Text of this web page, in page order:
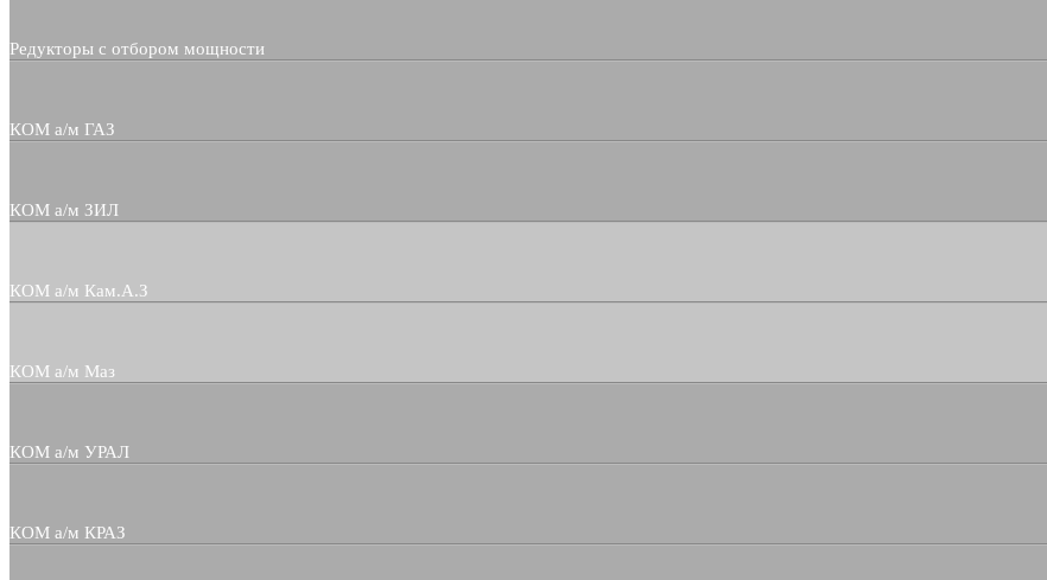
Редукторы с отбором мощности
КОМ а/м ГАЗ
КОМ а/м ЗИЛ
КОМ а/м Кам.А.З
КОМ а/м Маз
КОМ а/м УРАЛ
КОМ а/м КРАЗ